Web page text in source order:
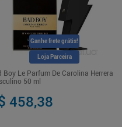
Ganhe frete grátis!
Loja Parceira
Boy Le Parfum De Carolina Herrera
Masculino 50 ml
458,38